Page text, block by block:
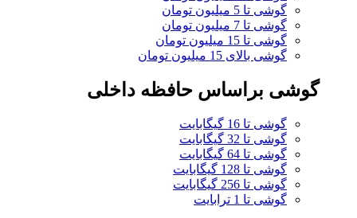
گوشی تا 5 میلیون تومان
گوشی تا 7 میلیون تومان
گوشی تا 15 میلیون تومان
گوشی بالای 15 میلیون تومان
گوشی براساس حافظه داخلی
گوشی تا 16 گیگابایت
گوشی تا 32 گیگابایت
گوشی تا 64 گیگابایت
گوشی تا 128 گیگابایت
گوشی تا 256 گیگابایت
گوشی تا 1 ترابایت